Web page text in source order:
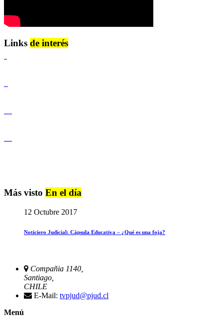
Links de interés
Más visto En el día
12 Octubre 2017
Noticiero Judicial: Cápsula Educativa – ¿Qué es una foja?
Compañia 1140,
Santiago,
CHILE
E-Mail: tvpjud@pjud.cl
Menú